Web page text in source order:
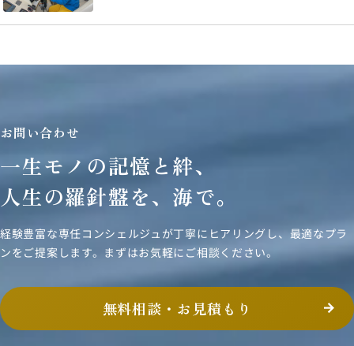
お問い合わせ
一生モノの記憶と絆、
人生の羅針盤を、海で。
経験豊富な専任コンシェルジュが丁寧にヒアリングし、 最適なプラ
ンをご提案します。まずはお気軽にご相談ください。
無料相談・お見積もり